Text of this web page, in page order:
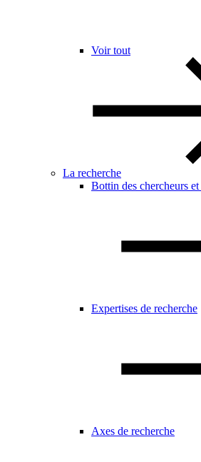
Voir tout
La recherche
Bottin des chercheurs et
Expertises de recherche
Axes de recherche